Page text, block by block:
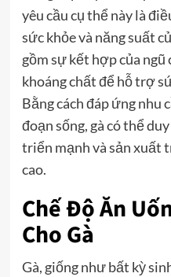
yêu cầu cụ thể này là
sức khỏe và năng suất
gồm sự kết hợp của
khoáng chất để hỗ trợ
Bằng cách đáp ứng
đoạn sống, gà có thể
triển mạnh và sản xuất
cao.
Chế Độ Ăn
Cho Gà
Gà, giống như bất kỳ